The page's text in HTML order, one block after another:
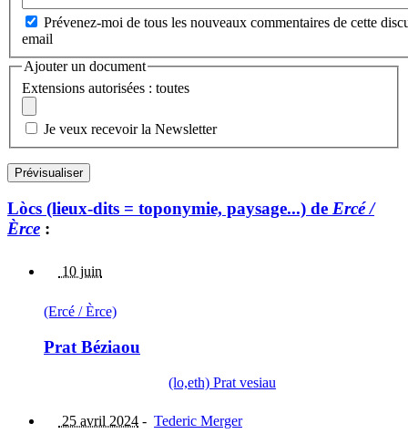
Prévenez-moi de tous les nouveaux commentaires de cette
email
Ajouter un document
Extensions autorisées : toutes
Je veux recevoir la Newsletter
Lòcs (lieux-dits = toponymie, paysage...) de Ercé /
Èrce :
10 juin
(Ercé / Èrce)
Prat Béziaou
(lo,eth) Prat vesiau
25 avril 2024 - Tederic Merger